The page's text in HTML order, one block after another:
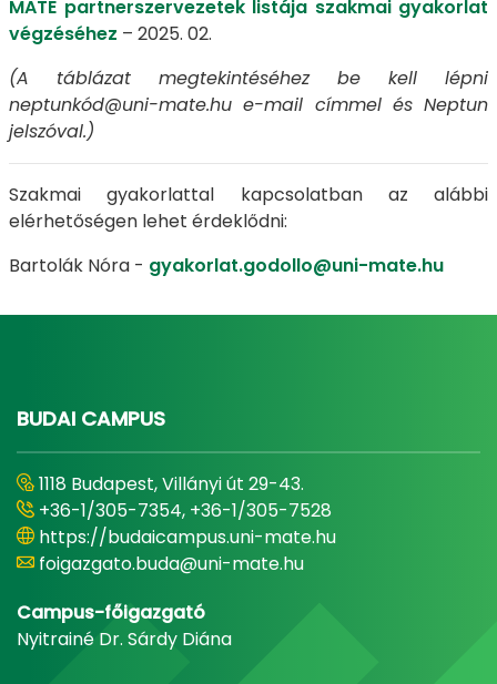
MATE partnerszervezetek listája szakmai gyakorlat
végzéséhez – 2025. 02.
(A táblázat megtekintéséhez be kell lépni
neptunkód@uni-mate.hu e-mail címmel és Neptun
jelszóval.)
Szakmai gyakorlattal kapcsolatban az alábbi
elérhetőségen lehet érdeklődni:
Bartolák Nóra - gyakorlat.godollo@uni-mate.hu
BUDAI CAMPUS
1118 Budapest, Villányi út 29-43.
+36-1/305-7354, +36-1/305-7528
https://budaicampus.uni-mate.hu
foigazgato.buda@uni-mate.hu
Campus-főigazgató
Nyitrainé Dr. Sárdy Diána